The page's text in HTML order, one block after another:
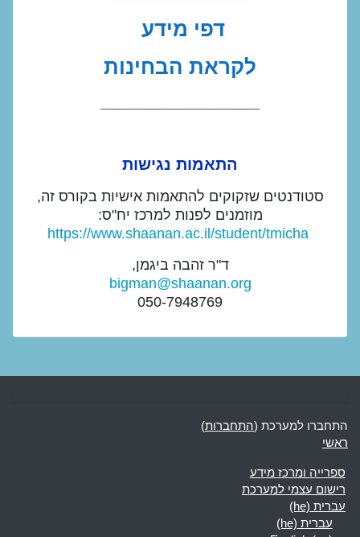
דפי מידע
לקראת הבחינות
התאמות נגישות
סטודנטים שזקוקים להתאמות אישיות בקורס זה,
מוזמנים לפנות למרכז יח"ס:
https://www.shaanan.ac.il/student/tmicha
ד"ר זהבה ביגמן,
bigman@shaanan.org
050-7948769
התחברו למערכת (התחברות)
ראשי
ספרייה ומרכז מידע
רישום עצמי למערכת
עברית ‎(he)‎
עברית ‎(he)‎